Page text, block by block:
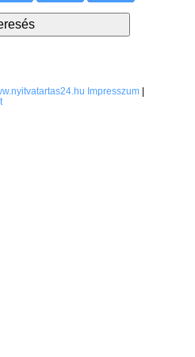
Impresszum |